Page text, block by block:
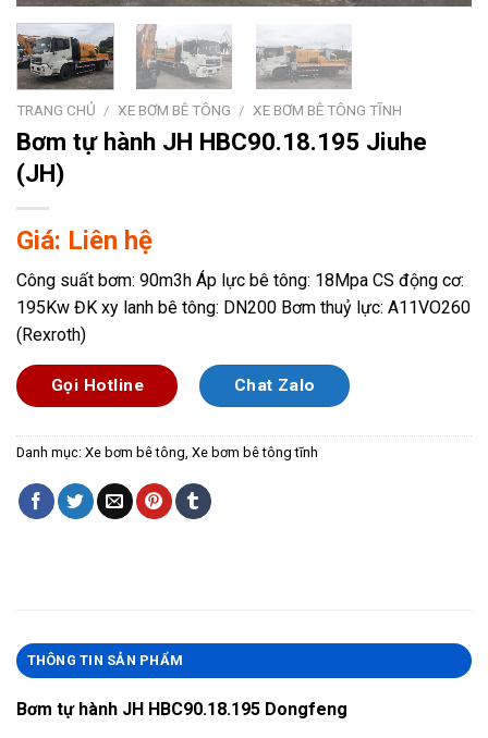
TRANG CHỦ / XE BƠM BÊ TÔNG / XE BƠM BÊ TÔNG TĨNH
Bơm tự hành JH HBC90.18.195 Jiuhe
(JH)
Giá: Liên hệ
Công suất bơm: 90m3h Áp lực bê tông: 18Mpa CS động cơ:
195Kw ĐK xy lanh bê tông: DN200 Bơm thuỷ lực: A11VO260
(Rexroth)
Gọi Hotline Chat Zalo
Danh mục: Xe bơm bê tông Xe bơm bê tông tĩnh
THÔNG TIN SẢN PHẨM
Bơm tự hành JH HBC90.18.195 Dongfeng